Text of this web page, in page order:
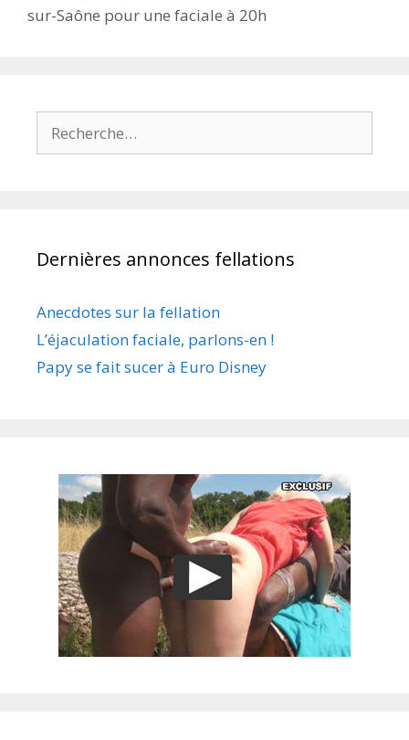
sur-Saône pour une faciale à 20h
Dernières annonces fellations
Anecdotes sur la fellation
L’éjaculation faciale, parlons-en !
Papy se fait sucer à Euro Disney